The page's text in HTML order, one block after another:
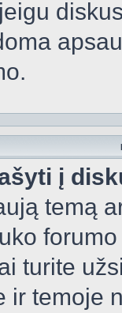
į
temą
turite
ir temoje